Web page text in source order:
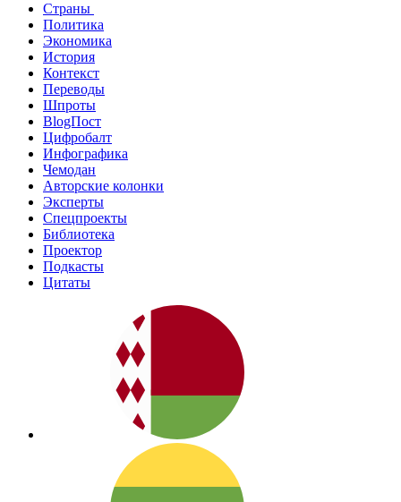
Страны
Политика
Экономика
История
Контекст
Переводы
Шпроты
BlogПост
Цифробалт
Инфографика
Чемодан
Авторские колонки
Эксперты
Спецпроекты
Библиотека
Проектор
Подкасты
Цитаты